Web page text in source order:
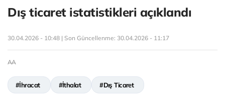
Dış ticaret istatistikleri açıklandı
30.04.2026 - 10:48 | Son Güncellenme: 30.04.2026 - 11:17
AA
#İhracat #İthalat #Dış Ticaret